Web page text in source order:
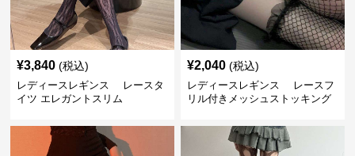
¥3,840 (税込)
レディースレギンス レースタ
イツ エレガントスリム
¥2,040 (税込)
レディースレギンス レースフ
リル付きメッシュストッキング